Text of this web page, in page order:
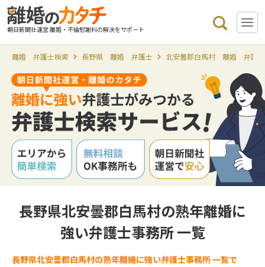
朝日新聞社運営 離婚・不倫慰謝料の解決をサポート
離婚 弁護士検索 長野県 離婚 弁護士 北安曇郡白馬村 離婚 弁護士
長野県北安曇郡白馬村の熟年離婚に
強い弁護士事務所 一覧
長野県北安曇郡白馬村の熟年離婚に強い弁護士事務所 一覧で